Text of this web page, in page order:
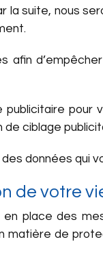
la suite, nous
publicitaire
ciblage
données qui
de votre
place des
de